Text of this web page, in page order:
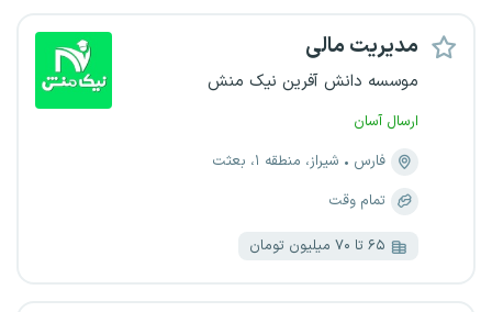
مدیریت مالی
موسسه دانش آفرین نیک منش
ارسال آسان
فارس
شیراز، منطقه ۱، بعثت
تمام وقت
۶۵ تا ۷۰ میلیون تومان